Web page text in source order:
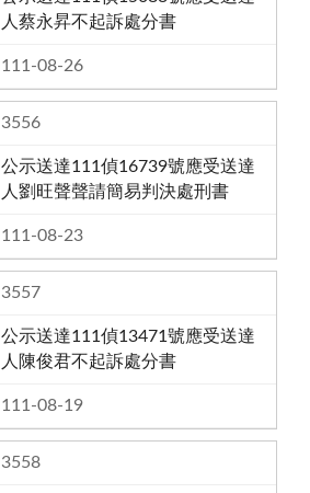
人蔡永昇不起訴處分書
111-08-26
3556
公示送達111偵16739號應受送達
人劉旺聲聲請簡易判決處刑書
111-08-23
3557
公示送達111偵13471號應受送達
人陳俊君不起訴處分書
111-08-19
3558